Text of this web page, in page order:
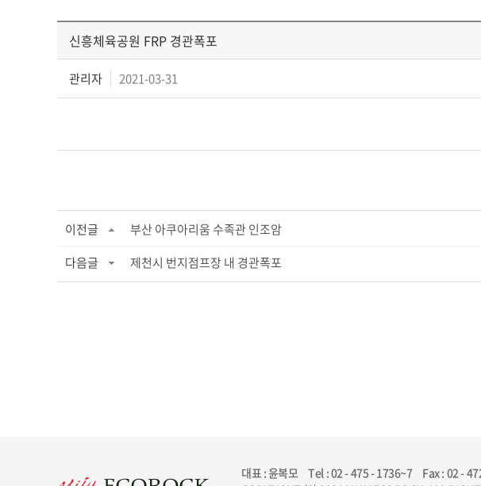
신흥체육공원 FRP 경관폭포
관리자 2021-03-31
이전글
부산 아쿠아리움 수족관 인조암
다음글
제천시 번지점프장 내 경관폭포
대표 : 윤복모 Tel : 02 - 475 - 1736~7 Fax : 02 -